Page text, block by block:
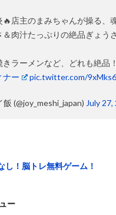
🔥店主のまみちゃんが操る、
＆肉汁たっぷりの絶品ぎょう
きラーメンなど、どれも絶品
ナー
pic.twitter.com/
(@joy_meshi_japan) July 27,
し！脳トレ無料ゲーム！
ー